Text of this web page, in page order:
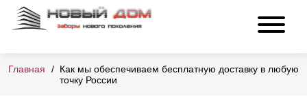
Главная
Как мы обеспечиваем бесплатную доставку в любую
точку России